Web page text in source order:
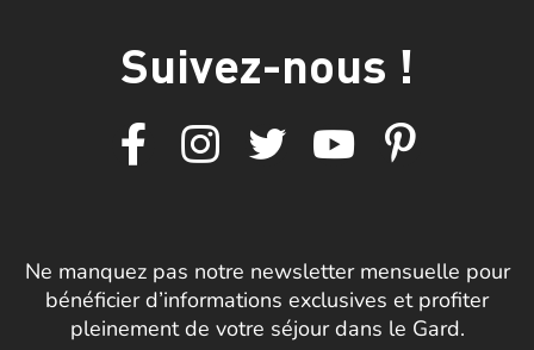
Suivez-nous !
Ne manquez pas notre newsletter mensuelle pour
bénéficier d’informations exclusives et profiter
pleinement de votre séjour dans le Gard.